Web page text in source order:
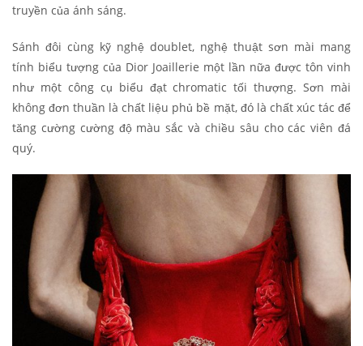
truyền của ánh sáng.
Sánh đôi cùng kỹ nghệ doublet, nghệ thuật sơn mài mang
tính biểu tượng của Dior Joaillerie một lần nữa được tôn vinh
như một công cụ biểu đạt chromatic tối thượng. Sơn mài
không đơn thuần là chất liệu phủ bề mặt, đó là chất xúc tác để
tăng cường cường độ màu sắc và chiều sâu cho các viên đá
quý.